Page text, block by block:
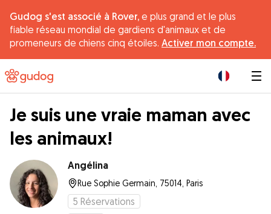
Gudog s'est associé à Rover, e plus grand et le plus
fiable réseau mondial de gardiens d'animaux et de
promeneurs de chiens cinq étoiles. Activer mon compte.
Je suis une vraie maman avec
les animaux!
Angélina
Rue Sophie Germain, 75014, Paris
5 Réservations